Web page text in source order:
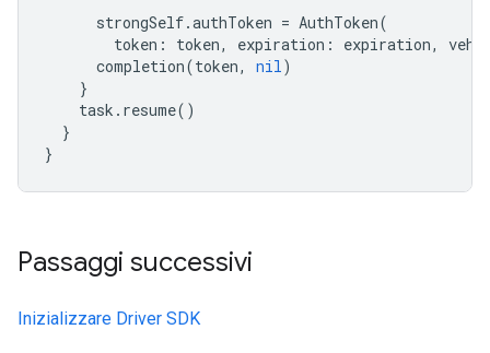
strongSelf.authToken = AuthToken(
token : token, expiration : expiration,
completion(token, nil)
}
task . resume()
}
}
Passaggi successivi
Inizializzare Driver SDK